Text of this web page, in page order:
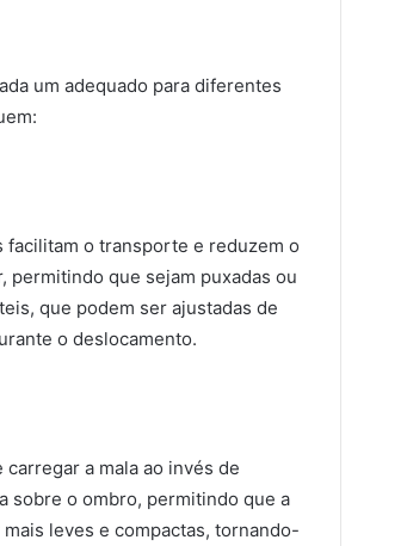
um adequado para diferentes
facilitam o transporte e reduzem o
permitindo que sejam puxadas ou
que podem ser ajustadas de
o deslocamento.
a mala ao invés de
sobre o ombro, permitindo que a
leves e compactas, tornando-